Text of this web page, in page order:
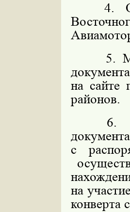
4.
5.
на
районов.
6.
с
на
конверта